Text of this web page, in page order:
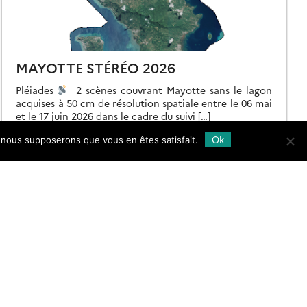
MAYOTTE STÉRÉO 2026
Pléiades
2 scènes couvrant Mayotte sans le lagon
acquises à 50 cm de résolution spatiale entre le 06 mai
et le 17 juin 2026 dans le cadre du suivi […]
supposerons que vous en êtes satisfait. Ok